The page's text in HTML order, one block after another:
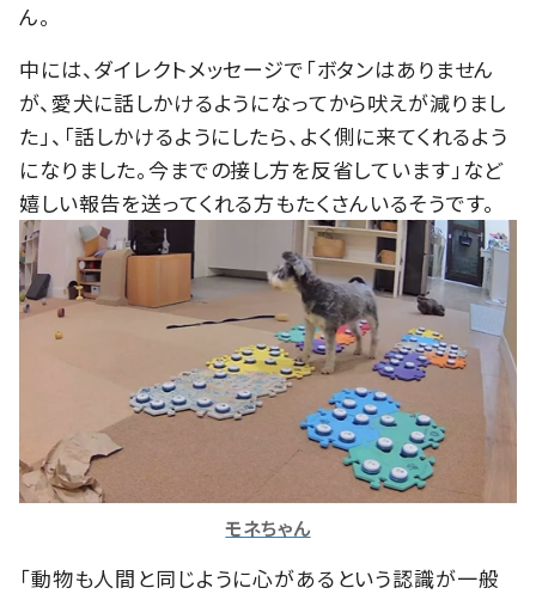
ん。
中には、ダイレクトメッセージで「ボタンはありません
が、愛犬に話しかけるようになってから吠えが減りまし
た」、「話しかけるようにしたら、よく側に来てくれるよう
になりました。今までの接し方を反省しています」など
嬉しい報告を送ってくれる方もたくさんいるそうです。
モネちゃん
「動物も人間と同じように心があるという認識が一般